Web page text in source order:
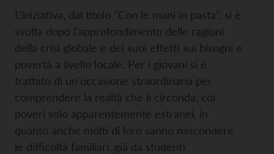
L'iniziativa, dal titolo “Con le mani in pasta”, si è
svolta dopo l'approfondimento delle ragioni
della crisi globale e dei suoi effetti sui bisogni e
povertà a livello locale. Per i giovani si è
trattato di un'occasione straordinaria per
comprendere la realtà che li circonda, coi
poveri solo apparentemente estranei, in
quanto anche molti di loro sanno nascondere
le difficoltà familiari, già da studenti.